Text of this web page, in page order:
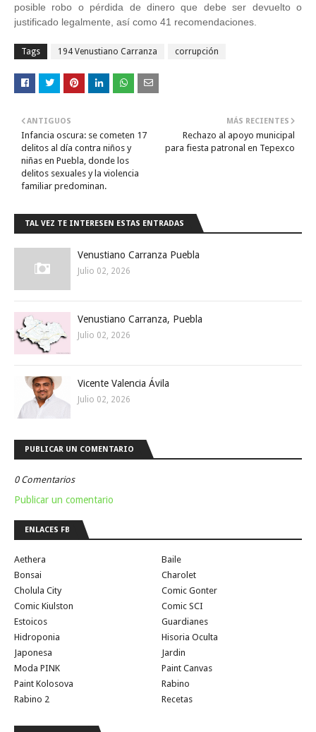
posible robo o pérdida de dinero que debe ser devuelto o
justificado legalmente, así como 41 recomendaciones.
Tags 194 Venustiano Carranza corrupción
MÁS RECIENTES
Rechazo al apoyo municipal
para fiesta patronal en Tepexco
ANTIGUOS
Infancia oscura: se cometen 17
delitos al día contra niños y
niñas en Puebla, donde los
delitos sexuales y la violencia
familiar predominan.
TAL VEZ TE INTERESEN ESTAS ENTRADAS
Venustiano Carranza Puebla
Julio 02, 2026
Venustiano Carranza, Puebla
Julio 02, 2026
Vicente Valencia Ávila
Julio 02, 2026
PUBLICAR UN COMENTARIO
0 Comentarios
Publicar un comentario
ENLACES FB
Aethera
Baile
Bonsai
Charolet
Cholula City
Comic Gonter
Comic Kiulston
Comic SCI
Estoicos
Guardianes
Hidroponia
Hisoria Oculta
Japonesa
Jardin
Moda PINK
Paint Canvas
Paint Kolosova
Rabino
Rabino 2
Recetas